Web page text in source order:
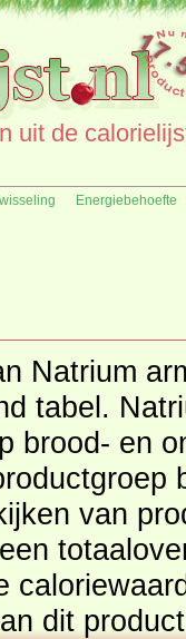
uit de
Energiebehoefte
Natrium
tabel.
van
tabel
dit